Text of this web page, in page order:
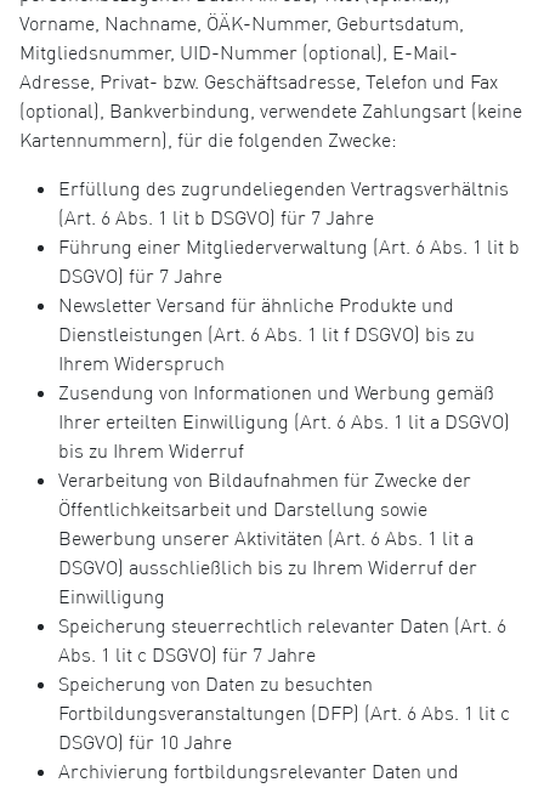
Vorname, Nachname, ÖÄK-Nummer, Geburtsdatum,
Mitgliedsnummer, UID-Nummer (optional), E-Mail-
Adresse, Privat- bzw. Geschäftsadresse, Telefon und Fax
(optional), Bankverbindung, verwendete Zahlungsart (keine
Kartennummern), für die folgenden Zwecke:
Erfüllung des zugrundeliegenden Vertragsverhältnis
(Art. 6 Abs. 1 lit b DSGVO) für 7 Jahre
Führung einer Mitgliederverwaltung (Art. 6 Abs. 1 lit b
DSGVO) für 7 Jahre
Newsletter Versand für ähnliche Produkte und
Dienstleistungen (Art. 6 Abs. 1 lit f DSGVO) bis zu
Ihrem Widerspruch
Zusendung von Informationen und Werbung gemäß
Ihrer erteilten Einwilligung (Art. 6 Abs. 1 lit a DSGVO)
bis zu Ihrem Widerruf
Verarbeitung von Bildaufnahmen für Zwecke der
Öffentlichkeitsarbeit und Darstellung sowie
Bewerbung unserer Aktivitäten (Art. 6 Abs. 1 lit a
DSGVO) ausschließlich bis zu Ihrem Widerruf der
Einwilligung
Speicherung steuerrechtlich relevanter Daten (Art. 6
Abs. 1 lit c DSGVO) für 7 Jahre
Speicherung von Daten zu besuchten
Fortbildungsveranstaltungen (DFP) (Art. 6 Abs. 1 lit c
DSGVO) für 10 Jahre
Archivierung fortbildungsrelevanter Daten und